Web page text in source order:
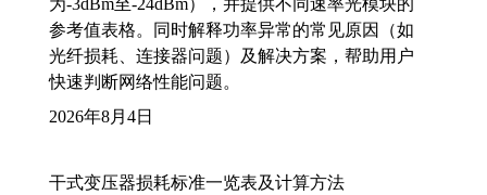
参考值表格。同时解释功率异常的常见原因（如
光纤损耗、连接器问题）及解决方案，帮助用户
快速判断网络性能问题。
2026年8月4日
干式变压器损耗标准一览表及计算方法